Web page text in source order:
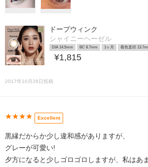
ドープウィンク
シャイニーヘーゼル
DIA 14.5mm BC 8.7mm 1ヶ月 着色直径
¥1,815
2017年10月28日投稿
★★★★ Excellent
黒縁だからか少し違和感がありますが、
グレーが可愛い!
夕方になると少しゴロゴロしますが、私はあ